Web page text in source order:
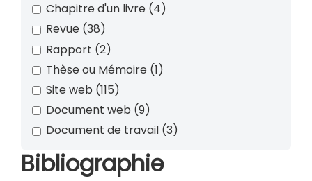
Chapitre d'un livre (4)
Revue (38)
Rapport (2)
Thèse ou Mémoire (1)
Site web (115)
Document web (9)
Document de travail (3)
Bibliographie